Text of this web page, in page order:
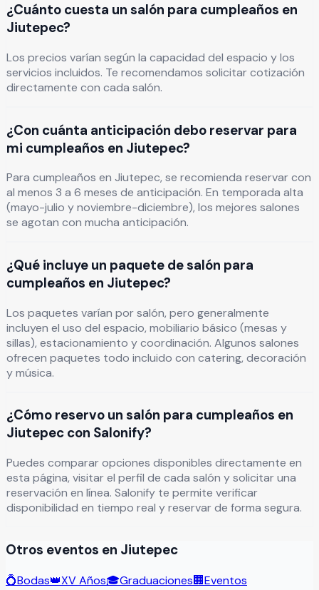
¿Cuánto cuesta un salón para cumpleaños en
Jiutepec?
Los precios varían según la capacidad del espacio y los
servicios incluidos. Te recomendamos solicitar cotización
directamente con cada salón.
¿Con cuánta anticipación debo reservar para
mi cumpleaños en Jiutepec?
Para cumpleaños en Jiutepec, se recomienda reservar con
al menos 3 a 6 meses de anticipación. En temporada alta
(mayo-julio y noviembre-diciembre), los mejores salones
se agotan con mucha anticipación.
¿Qué incluye un paquete de salón para
cumpleaños en Jiutepec?
Los paquetes varían por salón, pero generalmente
incluyen el uso del espacio, mobiliario básico (mesas y
sillas), estacionamiento y coordinación. Algunos salones
ofrecen paquetes todo incluido con catering, decoración
y música.
¿Cómo reservo un salón para cumpleaños en
Jiutepec con Salonify?
Puedes comparar opciones disponibles directamente en
esta página, visitar el perfil de cada salón y solicitar una
reservación en línea. Salonify te permite verificar
disponibilidad en tiempo real y reservar de forma segura.
Otros eventos en Jiutepec
💍Bodas👑XV Años🎓Graduaciones🏢Eventos